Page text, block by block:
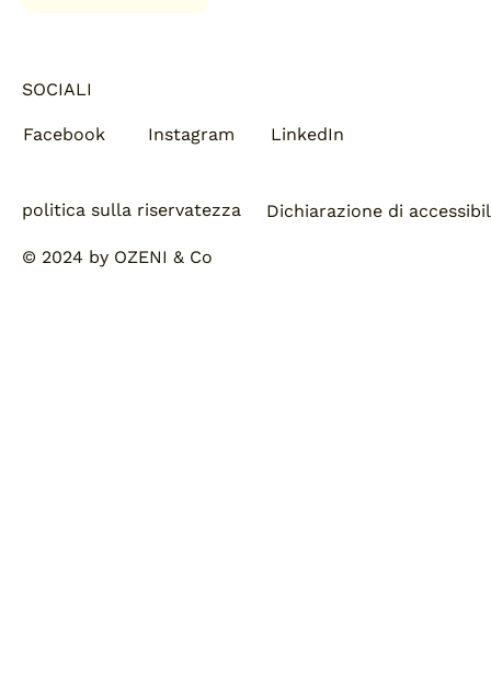
SOCIALI
Facebook Instagram LinkedIn
politica sulla riservatezza Dichiarazione di
© 2024 by OZENI & Co